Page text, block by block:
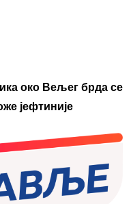
око Вељег брда се
јефтиније